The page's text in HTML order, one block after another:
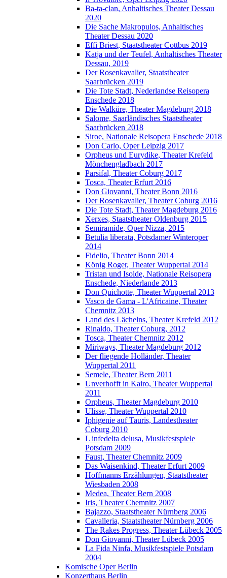
Ba-ta-clan, Anhaltisches Theater Dessau
2020
Die Sache Makropulos, Anhaltisches
Theater Dessau 2020
Effi Briest, Staatstheater Cottbus 2019
Katja und der Teufel, Anhaltisches Theater
Dessau, 2019
Der Rosenkavalier, Staatstheater
Saarbrücken 2019
Die Tote Stadt, Nederlandse Reisopera
Enschede 2018
Die Walküre, Theater Magdeburg 2018
Salome, Saarländisches Staatstheater
Saarbrücken 2018
Siroe, Nationale Reisopera Enschede 2018
Don Carlo, Oper Leipzig 2017
Orpheus und Eurydike, Theater Krefeld
Mönchengladbach 2017
Parsifal, Theater Coburg 2017
Tosca, Theater Erfurt 2016
Don Giovanni, Theater Bonn 2016
Der Rosenkavalier, Theater Coburg 2016
Die Tote Stadt, Theater Magdeburg 2016
Xerxes, Staatstheater Oldenburg 2015
Semiramide, Oper Nizza, 2015
Betulia liberata, Potsdamer Winteroper
2014
Fidelio, Theater Bonn 2014
König Roger, Theater Wuppertal 2014
Tristan und Isolde, Nationale Reisopera
Enschede, Niederlande 2013
Don Quichotte, Theater Wuppertal 2013
Vasco de Gama - L'Africaine, Theater
Chemnitz 2013
Land des Lächelns, Theater Krefeld 2012
Rinaldo, Theater Coburg, 2012
Tosca, Theater Chemnitz 2012
Miriways, Theater Magdeburg 2012
Der fliegende Holländer, Theater
Wuppertal 2011
Semele, Theater Bern 2011
Unverhofft in Kairo, Theater Wuppertal
2011
Orpheus, Theater Magdeburg 2010
Ulisse, Theater Wuppertal 2010
Iphigenie auf Tauris, Landestheater
Coburg 2010
L infedelta delusa, Musikfestspiele
Potsdam 2009
Faust, Theater Chemnitz 2009
Das Waisenkind, Theater Erfurt 2009
Hoffmanns Erzählungen, Staatstheater
Wiesbaden 2008
Medea, Theater Bern 2008
Iris, Theater Chemnitz 2007
Bajazzo, Staatstheater Nürnberg 2006
Cavalleria, Staatstheater Nürnberg 2006
The Rakes Progress, Theater Lübeck 2005
Don Giovanni, Theater Lübeck 2005
La Fida Ninfa, Musikfestspiele Potsdam
2004
Komische Oper Berlin
Konzerthaus Berlin